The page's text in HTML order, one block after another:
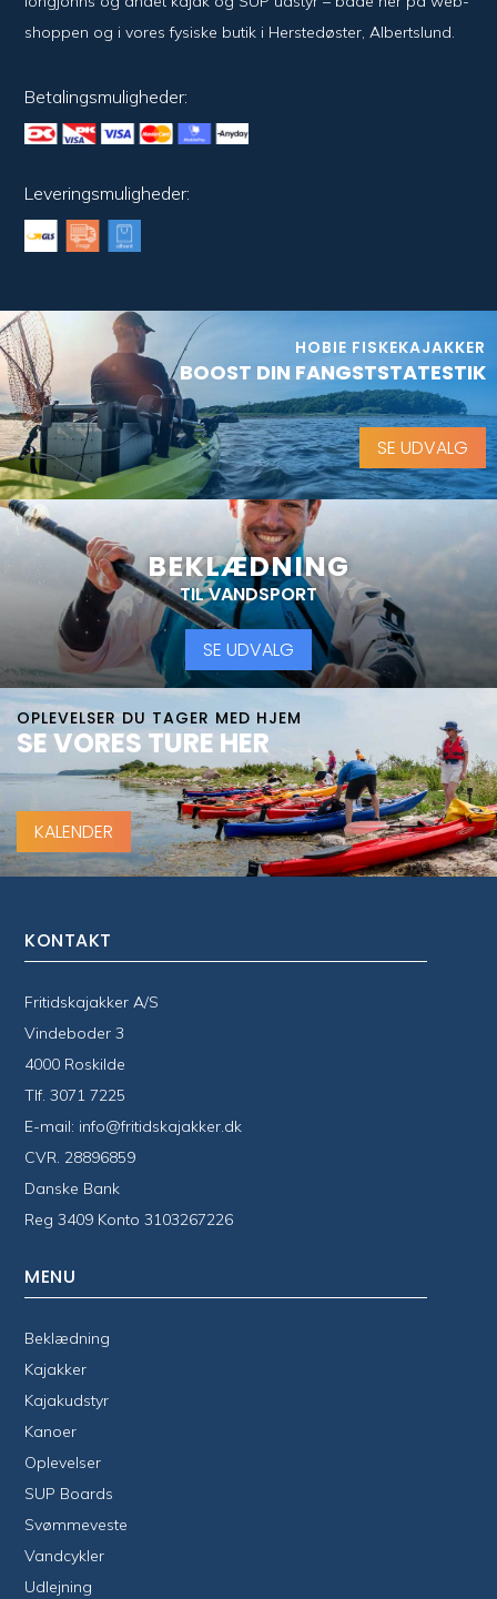
shoppen og i vores fysiske butik i Her­sted­øster, Alberts­lund.
Betalingsmuligheder:
Leveringsmuligheder:
HOBIE FISKEKAJAKKER
BOOST DIN FANGSTSTATESTIK
SE UDVALG
BEKLÆDNING
TIL VANDSPORT
SE UDVALG
OPLEVELSER DU TAGER MED HJEM
SE VORES TURE HER
KALENDER
KONTAKT
Fritidskajakker A/S
Vindeboder 3
4000 Roskilde
Tlf.3071 7225
E-mail: info@fritidskajakker.dk
CVR. 28896859
Danske Bank
Reg 3409 Konto 3103267226
MENU
Beklædning
Kajakker
Kajakudstyr
Kanoer
Oplevelser
SUP Boards
Svømmeveste
Vandcykler
Udlejning